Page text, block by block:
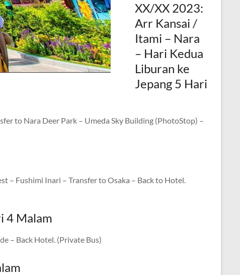
XX/XX 2023:
Arr Kansai /
Itami – Nara
– Hari Kedua
Liburan ke
Jepang 5 Hari
to Nara Deer Park – Umeda Sky Building (PhotoStop) –
– Fushimi Inari – Transfer to Osaka – Back to Hotel.
4 Malam
– Back Hotel. (Private Bus)